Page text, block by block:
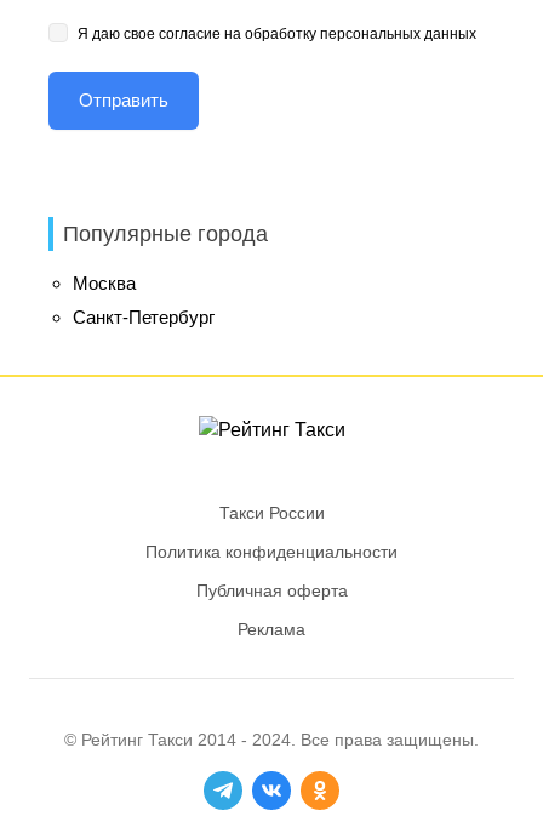
Я даю свое согласие на обработку персональных данных
Популярные города
Москва
Санкт-Петербург
Такси России
Политика конфиденциальности
Публичная оферта
Реклама
© Рейтинг Такси 2014 - 2024. Все права защищены.